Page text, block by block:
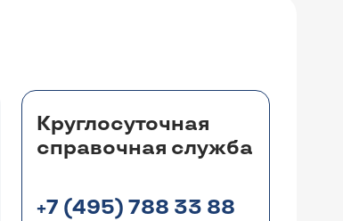
Круглосуточная
справочная служба
+7 (495) 788 33 88